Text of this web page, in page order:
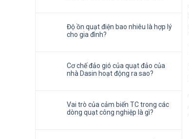
Độ ồn quạt điện bao nhiêu là hợp lý
cho gia đình?
Cơ chế đảo gió của quạt đảo của
nhà Dasin hoạt động ra sao?
Vai trò của cảm biến TC trong các
dòng quạt công nghiệp là gì?